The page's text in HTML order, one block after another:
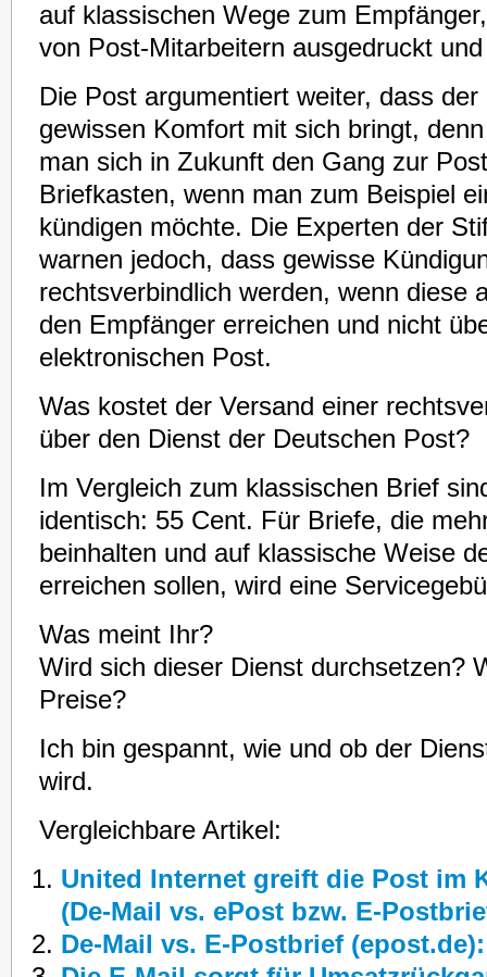
auf klassischen Wege zum
von Post-Mitarbeitern ausgedruckt
Die Post argumentiert weiter, dass der
gewissen Komfort mit sich bringt,
man sich in Zukunft den Gang zur
Briefkasten, wenn man zum Beispiel
kündigen möchte. Die Experten der
warnen jedoch, dass gewisse
rechtsverbindlich werden, wenn diese
den Empfänger erreichen und nicht
elektronischen Post.
Was kostet der Versand einer
über den Dienst der Deutschen Post?
Im Vergleich zum klassischen Brief
identisch: 55 Cent. Für Briefe, die
beinhalten und auf klassische Weise
erreichen sollen, wird eine
Was meint Ihr?
Wird sich dieser Dienst durchsetzen?
Preise?
Ich bin gespannt, wie und ob der
wird.
Vergleichbare Artikel:
United Internet greift die Post im
(De-Mail vs. ePost bzw. E-
De-Mail vs. E-Postbrief